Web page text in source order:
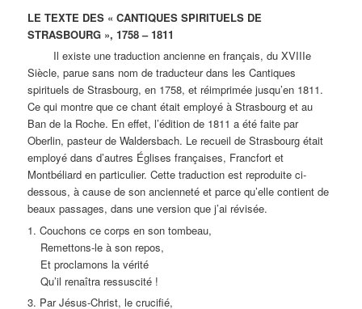
LE TEXTE DES « CANTIQUES SPIRITUELS DE
STRASBOURG », 1758 – 1811
Il existe une traduction ancienne en français, du XVIIIe
Siècle, parue sans nom de traducteur dans les Cantiques
spirituels de Strasbourg, en 1758, et réimprimée jusqu’en 1811.
Ce qui montre que ce chant était employé à Strasbourg et au
Ban de la Roche. En effet, l’édition de 1811 a été faite par
Oberlin, pasteur de Waldersbach. Le recueil de Strasbourg était
employé dans d’autres Églises françaises, Francfort et
Montbéliard en particulier. Cette traduction est reproduite ci-
dessous, à cause de son ancienneté et parce qu’elle contient de
beaux passages, dans une version que j’ai révisée.
1. Couchons ce corps en son tombeau,
Remettons-le à son repos,
Et proclamons la vérité
Qu’il renaîtra ressuscité !
3. Par Jésus-Christ, le crucifié,